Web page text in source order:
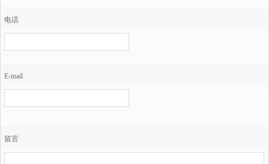
电话
E-mail
留言